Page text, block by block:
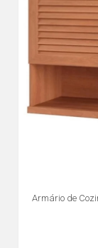
Armário de